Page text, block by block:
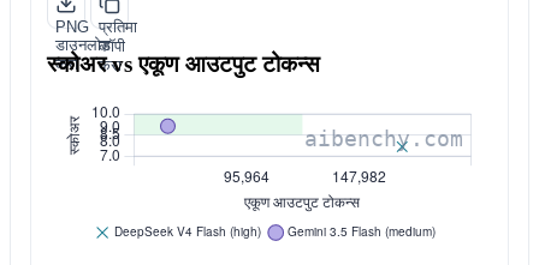
PNG
डाउनलोड
करा
प्रतिमा
कॉपी
करा
स्कोअर vs एकूण आउटपुट टोकन्स